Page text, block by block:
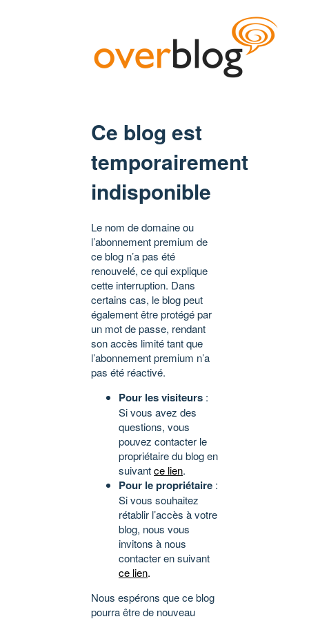
Ce blog est
temporairement
indisponible
Le nom de domaine ou
l’abonnement premium de
ce blog n’a pas été
renouvelé, ce qui explique
cette interruption. Dans
certains cas, le blog peut
également être protégé par
un mot de passe, rendant
son accès limité tant que
l’abonnement premium n’a
pas été réactivé.
Pour les visiteurs :
Si vous avez des
questions, vous
pouvez contacter le
propriétaire du blog en
suivantce lien.
Pour le propriétaire :
Si vous souhaitez
rétablir l’accès à votre
blog, nous vous
invitons à nous
contacter en suivant
ce lien.
Nous espérons que ce blog
pourra être de nouveau